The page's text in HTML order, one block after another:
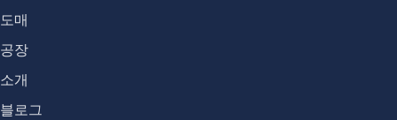
도매
공장
소개
블로그